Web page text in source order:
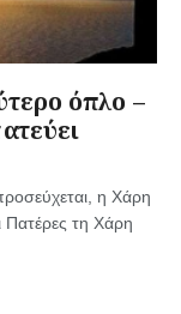
όπλο –
η Χάρη
Πατέρες τη Χάρη